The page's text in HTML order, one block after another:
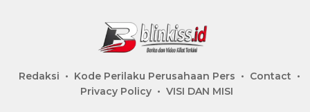
Redaksi Kode Perilaku Perusahaan Pers
Contact
Privacy Policy
VISI DAN MISI